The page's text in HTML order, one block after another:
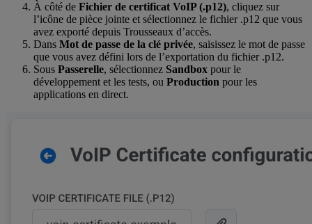
À côté de Fichier de certificat VoIP (.p12), cliquez sur
l’icône de pièce jointe et sélectionnez le fichier .p12 que vous
avez exporté depuis Trousseaux d’accès.
Dans Mot de passe de la clé privée, saisissez le mot de passe
que vous avez défini lors de l’exportation du fichier .p12.
Sous Passerelle, sélectionnez Sandbox pour le
développement et les tests, ou Production pour les
applications en direct.